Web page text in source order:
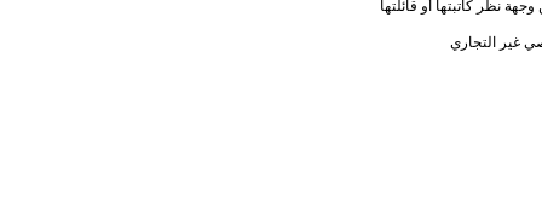
نظر كاتبتها أو قائلتها
غير التجاري